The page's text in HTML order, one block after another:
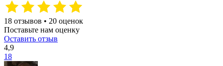
18 отзывов • 20 оценок
Поставьте нам оценку
Оставить отзыв
4,9
18